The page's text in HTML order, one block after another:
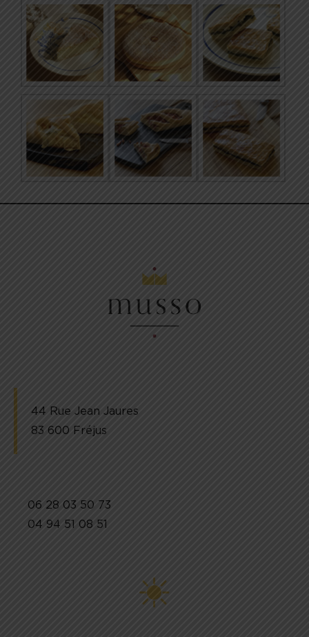
44 Rue Jean Jaures
83 600 Fréjus
06 28 03 50 73
04 94 51 08 51